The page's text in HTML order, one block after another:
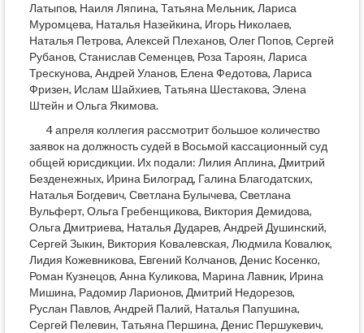
Латыпов, Наиля Ляпина, Татьяна Мельник, Лариса
Муромцева, Наталья Назейкина, Игорь Николаев,
Наталья Петрова, Алексей Плеханов, Олег Попов, Сергей
Рубанов, Станислав Семенцев, Роза Тароян, Лариса
Трескунова, Андрей Уланов, Елена Федотова, Лариса
Фризен, Ислам Шайхиев, Татьяна Шестакова, Элена
Штейн и Ольга Якимова.
4 апреля коллегия рассмотрит большое количество
заявок на должность судей в Восьмой кассационный суд
общей юрисдикции. Их подали: Лилия Аплина, Дмитрий
Безденежных, Ирина Билоград, Галина Благодатских,
Наталья Богдевич, Светлана Булычева, Светлана
Вульферт, Ольга Гребенщикова, Виктория Демидова,
Ольга Дмитриева, Наталья Дударев, Андрей Душинский,
Сергей Зыкин, Виктория Ковалевская, Людмила Ковалюк,
Лидия Кожевникова, Евгений Колчанов, Денис Косенко,
Роман Кузнецов, Анна Куликова, Марина Лавник, Ирина
Мишина, Радомир Ларионов, Дмитрий Недорезов,
Руслан Павлов, Андрей Палий, Наталья Папушина,
Сергей Пелевин, Татьяна Першина, Денис Першукевич,